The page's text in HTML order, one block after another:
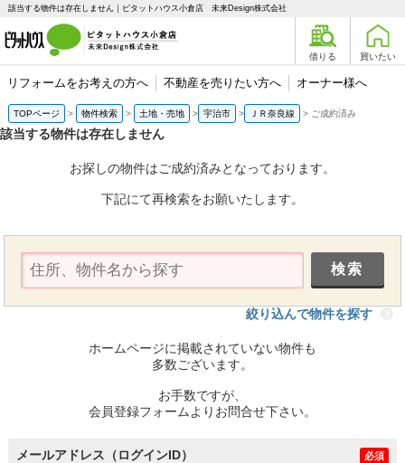
該当する物件は存在しません｜ピタットハウス小倉店 未来Design株式会社
借りる 買いたい
リフォームをお考えの方へ 不動産を売りたい方へ オーナー様へ
TOPページ 物件検索 土地・売地 宇治市 ＪＲ奈良線 ご成約済み
該当する物件は存在しません
お探しの物件はご成約済みとなっております。
下記にて再検索をお願いたします。
絞り込んで物件を探す
ホームページに掲載されていない物件も
多数ございます。
お手数ですが、
会員登録フォームよりお問合せ下さい。
メールアドレス（ログインID） 必須